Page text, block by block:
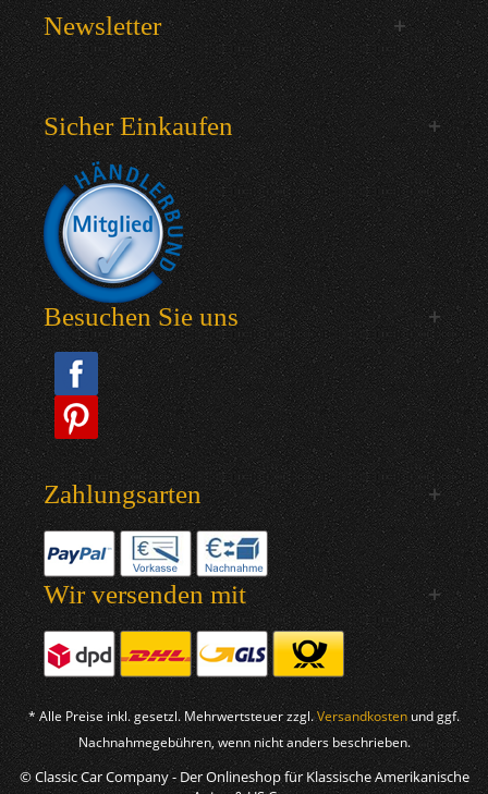
Newsletter
Sicher Einkaufen
Besuchen Sie uns
Zahlungsarten
Wir versenden mit
* Alle Preise inkl. gesetzl. Mehrwertsteuer zzgl.Versandkosten und ggf.
Nachnahmegebühren, wenn nicht anders beschrieben.
© Classic Car Company - Der Onlineshop für Klassische Amerikanische